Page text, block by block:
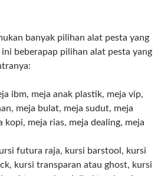
banyak pilihan alat pesta yang
beberapap pilihan alat pesta yang
ibm, meja anak plastik, meja vip,
meja bulat, meja sudut, meja
kopi, meja rias, meja dealing, meja
futura raja, kursi barstool, kursi
kursi transparan atau ghost, kursi